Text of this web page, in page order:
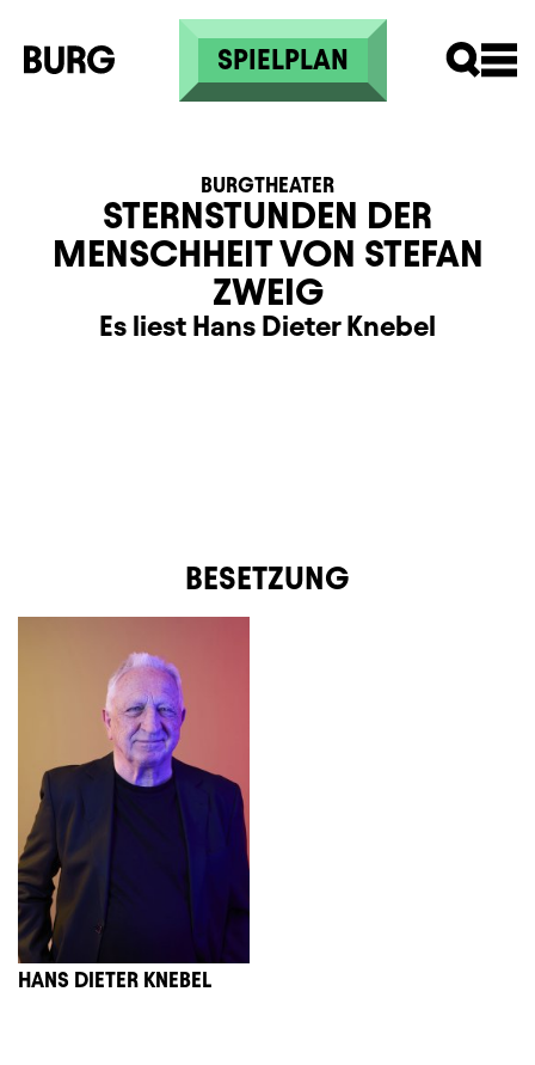
Skip to main content
SPIELPLAN
STERNSTUNDEN DER
MENSCHHEIT VON STEFAN
ZWEIG
BURGTHEATER
Es liest Hans Dieter Knebel
BESETZUNG
HANS DIETER KNEBEL